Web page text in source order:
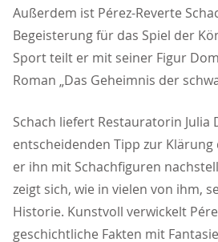
Außerdem ist Pérez-Reverte
Begeisterung für das Spiel der
Sport teilt er mit seiner Figur
Roman „Das Geheimnis der
Schach liefert Restauratorin Julia
entscheidenden Tipp zur
er ihn mit Schachfiguren
zeigt sich, wie in vielen von ihm,
Historie. Kunstvoll verwickelt
geschichtliche Fakten mit